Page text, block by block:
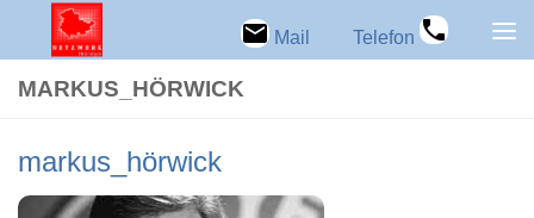
Zum Inhalt springen Mail Telefon
MARKUS_HÖRWICK
markus_hörwick